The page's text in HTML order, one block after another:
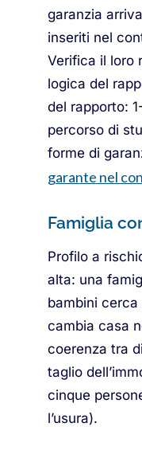
garanzia
inseriti nel
Verifica il loro
logica del
del rapporto:
percorso di
forme di
garante nel
Famiglia
Profilo a
alta: una
bambini
cambia casa
coerenza tra
taglio
cinque
l’usura).